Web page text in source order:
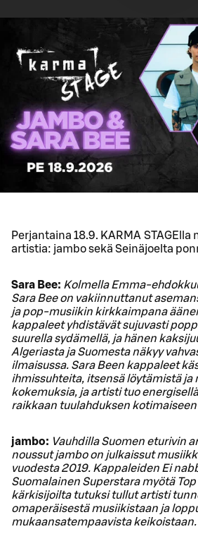
Perjantaina 18.9. KARMA STAGElla
artistia: jambo sekä Seinäjoelta
Sara Bee: Kolmella Emma-
Sara Bee on vakiinnuttanut
ja pop-musiikin kirkkaimpana
kappaleet yhdistävät sujuvasti
suurella sydämellä, ja hänen
Algeriasta ja Suomesta näkyy
ilmaisussa. Sara Been kappaleet
ihmissuhteita, itsensä löytämistä ja
kokemuksia, ja artisti tuo
raikkaan tuulahduksen
jambo: Vauhdilla Suomen eturivin
noussut jambo on julkaissut
vuodesta 2019. Kappaleiden Ei
Suomalainen Superstara myötä
kärkisijoilta tutuksi tullut artisti
omaperäisestä musiikistaan ja
mukaansatempaavista keikoistaan.